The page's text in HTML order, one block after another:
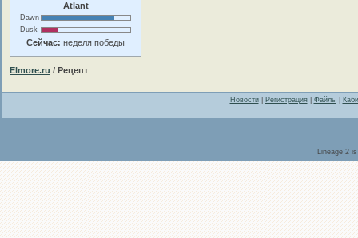
Atlant
Dawn
Dusk
Сейчас: неделя победы
Elmore.ru / Рецепт
Новости| Регистрация| Файлы|
Lineage 2